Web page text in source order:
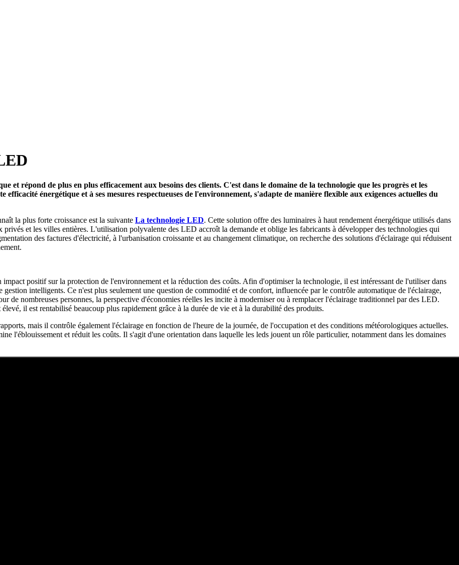
et répond de plus en plus efficacement aux besoins des clients. C'est dans le domaine de la technologie que les progrès et les
efficacité énergétique et à ses mesures respectueuses de l'environnement, s'adapte de manière flexible aux exigences actuelles du
la plus forte croissance est la suivante La technologie LED. Cette solution offre des luminaires à haut rendement énergétique utilisés dans
et les villes entières. L'utilisation polyvalente des LED accroît la demande et oblige les fabricants à développer des technologies qui
des factures d'électricité, à l'urbanisation croissante et au changement climatique, on recherche des solutions d'éclairage qui réduisent
positif sur la protection de l'environnement et la réduction des coûts. Afin d'optimiser la technologie, il est intéressant de l'utiliser dans
intelligents. Ce n'est plus seulement une question de commodité et de confort, influencée par le contrôle automatique de l'éclairage,
de nombreuses personnes, la perspective d'économies réelles les incite à moderniser ou à remplacer l'éclairage traditionnel par des LED.
il est rentabilisé beaucoup plus rapidement grâce à la durée de vie et à la durabilité des produits.
mais il contrôle également l'éclairage en fonction de l'heure de la journée, de l'occupation et des conditions météorologiques actuelles.
l'éblouissement et réduit les coûts. Il s'agit d'une orientation dans laquelle les leds jouent un rôle particulier, notamment dans les domaines